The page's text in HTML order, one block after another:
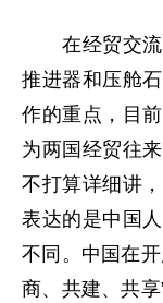
在经贸交流
推进器和压舱
作的重点，目
为两国经贸往
不打算详细讲
表达的是中国
不同。中国在
商、共建、共